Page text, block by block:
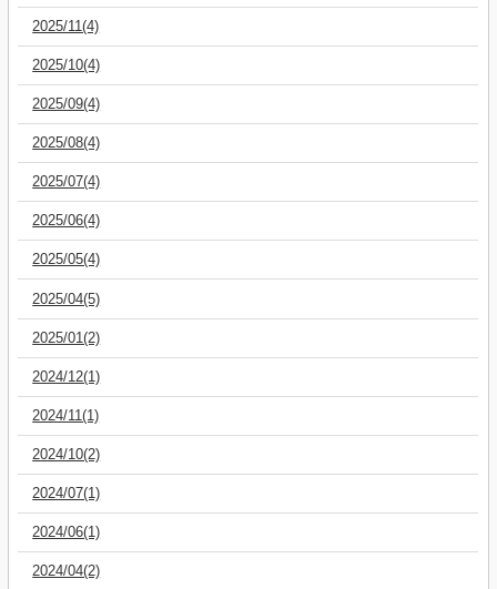
2025/11(4)
2025/10(4)
2025/09(4)
2025/08(4)
2025/07(4)
2025/06(4)
2025/05(4)
2025/04(5)
2025/01(2)
2024/12(1)
2024/11(1)
2024/10(2)
2024/07(1)
2024/06(1)
2024/04(2)